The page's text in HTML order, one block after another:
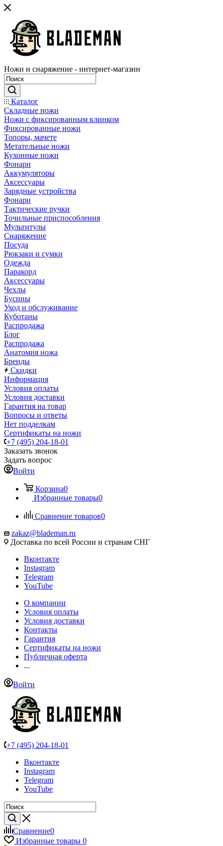
Ножи и снаряжение - интернет-магазин
Каталог
Складные ножи
Ножи с фиксированным клинком
Фиксированные ножи
Топоры, мачете
Метательные ножи
Кухонные ножи
Фонари
Аккумуляторы
Аксессуары
Зарядные устройства
Фонари
Тактические ручки
Точильные приспособления
Мультитулы
Снаряжение
Посуда
Рюкзаки и сумки
Одежда
Паракорд
Аксессуары
Чехлы
Бусины
Уход и обслуживание
Куботаны
Распродажа
Блог
Распродажа
Анатомия ножа
Бренды
Скидки
Информация
Условия оплаты
Условия доставки
Гарантия на товар
Вопросы и ответы
Нет подделкам
Сертификаты на ножи
+7 (495) 204-18-01
Заказать звонок
Задать вопрос
Войти
Корзина0
Избранные товары0
Сравнение товаров0
zakaz@blademan.ru
Доставка по всей России и странам СНГ
Вконтакте
Instagram
Telegram
YouTube
О компании
Условия оплаты
Условия доставки
Контакты
Гарантия
Сертификаты на ножи
Публичная оферта
...
Войти
+7 (495) 204-18-01
Вконтакте
Instagram
Telegram
YouTube
Сравнение0
Избранные товары 0